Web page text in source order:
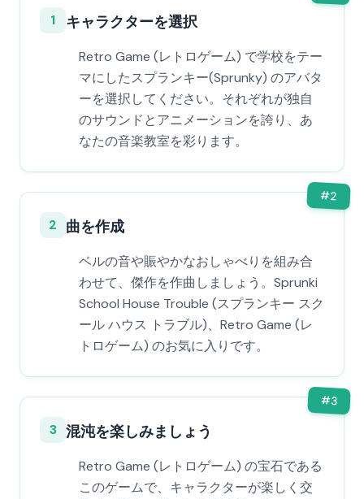
1 キャラクターを選択
Retro Game (レトロゲーム) で学校をテー
マにしたスプランキー(Sprunky) のアバタ
ーを選択してください。それぞれが独自
のサウンドとアニメーションを誇り、あ
なたの音楽教室を彩ります。
#2
2 曲を作成
ベルの音や賑やかなおしゃべりを組み合
わせて、傑作を作曲しましょう。Sprunki
School House Trouble (スプランキー スク
ール ハウス トラブル)、Retro Game (レ
トロゲーム) のお気に入りです。
#3
3 混沌を楽しみましょう
Retro Game (レトロゲーム) の宝石である
このゲームで、キャラクターが楽しく交